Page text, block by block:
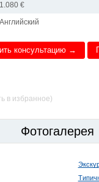
1.080 €
Английский
консультацию →
в избранное)
Фотогалерея